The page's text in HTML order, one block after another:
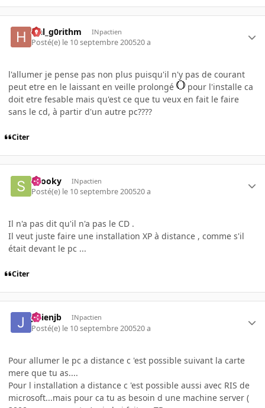
Hal_g0rithm INpactien
Posté(e) le 10 septembre 200520 a
l'allumer je pense pas non plus puisqu'il n'y pas de courant
peut etre en le laissant en veille prolongé
pour l'installe ca
doit etre fesable mais qu'est ce que tu veux en fait le faire
sans le cd, à partir d'un autre pc????
Citer
snooky INpactien
Posté(e) le 10 septembre 200520 a
Il n'a pas dit qu'il n'a pas le CD .
Il veut juste faire une installation XP à distance , comme s'il
était devant le pc ...
Citer
julienjb INpactien
Posté(e) le 10 septembre 200520 a
Pour allumer le pc a distance c 'est possible suivant la carte
mere que tu as....
Pour l installation a distance c 'est possible aussi avec RIS de
microsoft...mais pour ca tu as besoin d une machine server (